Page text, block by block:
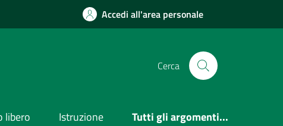
Accedi all'area personale
Cerca
libero Istruzione Tutti gli argomenti...